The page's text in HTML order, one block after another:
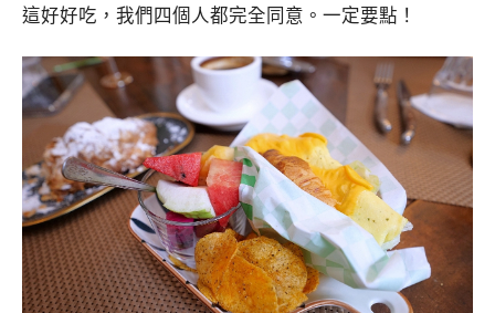
這好好吃，我們四個人都完全同意。一定要點！